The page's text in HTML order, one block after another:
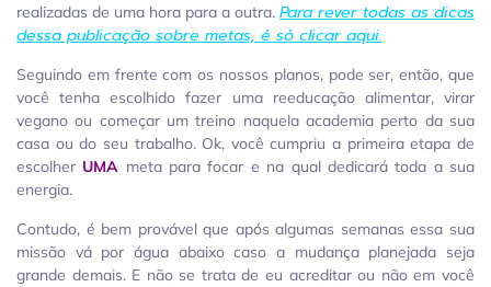
realizadas de uma hora para a outra. Para rever todas as dicas
dessa publicação sobre metas, é só clicar aqui.
Seguindo em frente com os nossos planos, pode ser, então, que
você tenha escolhido fazer uma reeducação alimentar, virar
vegano ou começar um treino naquela academia perto da sua
casa ou do seu trabalho. Ok, você cumpriu a primeira etapa de
escolher UMA meta para focar e na qual dedicará toda a sua
energia.
Contudo, é bem provável que após algumas semanas essa sua
missão vá por água abaixo caso a mudança planejada seja
grande demais. E não se trata de eu acreditar ou não em você